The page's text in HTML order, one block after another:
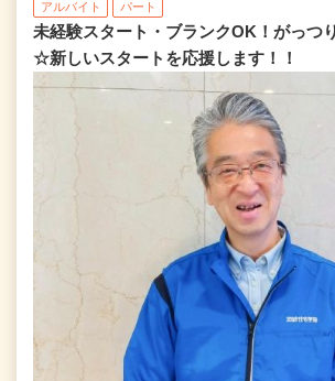
アルバイト パート
未経験スタート・ブランクOK！がっつ
☆新しいスタートを応援します！！